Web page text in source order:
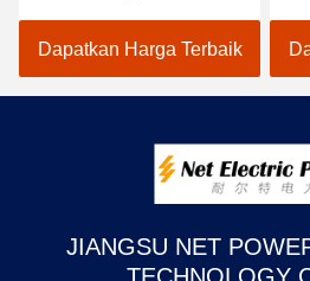
Hidraulik Rol Stand Untuk
Konstruksi
Dapatkan Harga Terbaik
JIANGSU NET